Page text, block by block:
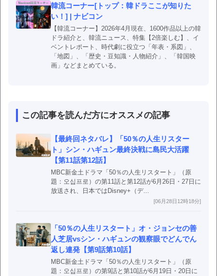
韓流コーナー[トップ：韓ドラここが知りた
い！] | ナビコン
【韓流コーナー】2026年4月現在、1600作品以上の韓
ドラ紹介と、韓流ニュース、特集【2倍楽しむ】、イ
ベントレポート、時代劇に役立つ「年表・系図」、
「地図」、「歴史・豆知識・人物紹介」、「韓国映
画」などまとめている。
この記事を読んだ方にオススメの記事
【最終回ネタバレ】「50％の人生リスター
ト」シン・ハギュン最終決戦に島民大活躍
【第11話第12話】
MBC新金土ドラマ「50％の人生リスタート」（原
題：오십프로）の第11話と第12話が6月26日・27日に
放送され、日本ではDisney+（デ...
[06月28日12時18分]
「50％の人生リスタート」オ・ジョンセの善
人芝居vsシン・ハギュンの観察眼でどんでん
返し連発【第9話第10話】
MBC新金土ドラマ「50％の人生リスタート」（原
題：오십프로）の第9話と第10話が6月19日・20日に